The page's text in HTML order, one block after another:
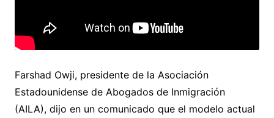
Farshad Owji, presidente de la Asociación
Estadounidense de Abogados de Inmigración
(AILA), dijo en un comunicado que el modelo actual